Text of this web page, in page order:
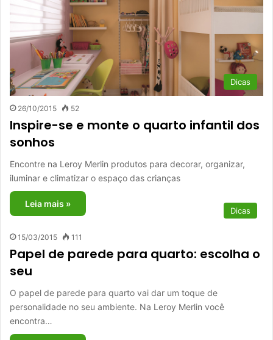
Dicas
26/10/2015 52
Inspire-se e monte o quarto infantil dos
sonhos
Encontre na Leroy Merlin produtos para decorar, organizar,
iluminar e climatizar o espaço das crianças
Leia mais »
Dicas
15/03/2015 111
Papel de parede para quarto: escolha o
seu
O papel de parede para quarto vai dar um toque de
personalidade no seu ambiente. Na Leroy Merlin você
encontra…